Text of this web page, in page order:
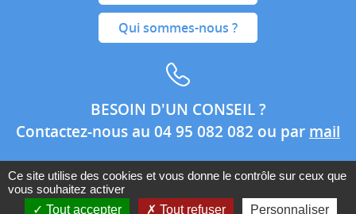
Qui sommes-nous ?
BESOIN D'UN CONSEIL ?
Contactez-nous au 04 95 082 082 ou par mail
Conditions générales de ventes Mentions légales
Ce site utilise des cookies et vous donne le contrôle sur ceux que
vous souhaitez activer
Tout accepter
Tout refuser Personnaliser